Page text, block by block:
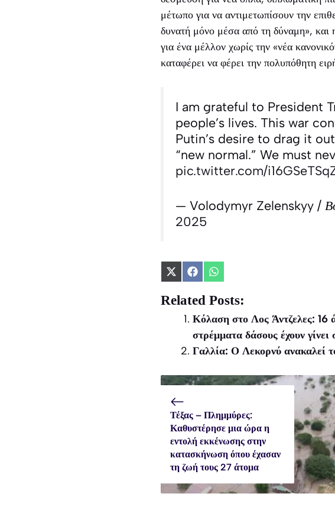
μέτωπο για να αντιμετωπίσουν την
δυνατή μόνο μέσα από τη δύναμη»,
για ένα μέλλον χωρίς την «νέα
καταφέρει να φέρει την πολυπόθητη
I am grateful to President
people’s lives. This war
Putin’s desire to drag it
“new normal.” We must
pic.twitter.com/
— Volodymyr Zelenskyy /
2025
Share
X
(Twitter)
Share
Facebook
Share
WhatsApp
Related Posts:
Κόλαση στο Λος Άντζελες:
στρέμματα δάσους έχουν γίνει
Γαλλία: Ο Λεκορνύ ανακαλεί
Τέξας – Πλημμύρες:
Καθυστέρησε μια ώρα η
εντολή εκκένωσης στην
κατασκήνωση όπου έχασαν
τη ζωή τους 27 άτομα